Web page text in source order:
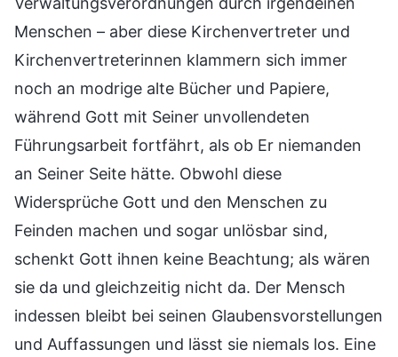
Menschen – aber diese Kirchenvertreter und
Kirchenvertreterinnen klammern sich immer
noch an modrige alte Bücher und Papiere,
während Gott mit Seiner unvollendeten
Führungsarbeit fortfährt, als ob Er niemanden
an Seiner Seite hätte. Obwohl diese
Widersprüche Gott und den Menschen zu
Feinden machen und sogar unlösbar sind,
schenkt Gott ihnen keine Beachtung; als wären
sie da und gleichzeitig nicht da. Der Mensch
indessen bleibt bei seinen Glaubensvorstellungen
und Auffassungen und lässt sie niemals los. Eine